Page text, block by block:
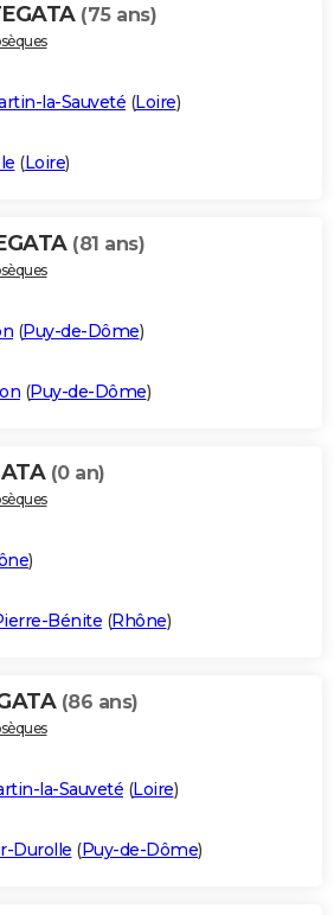
(75 ans)
la-Sauveté (Loire)
(Loire)
(81 ans)
(Puy-de-Dôme)
(Puy-de-Dôme)
(0 an)
)
Bénite (Rhône)
(86 ans)
la-Sauveté (Loire)
Durolle (Puy-de-Dôme)